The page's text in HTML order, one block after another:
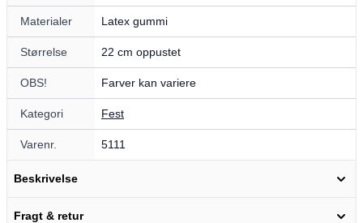
Materialer Latex gummi
Størrelse 22 cm oppustet
OBS! Farver kan variere
Kategori Fest
Varenr. 5111
Beskrivelse
Fragt & retur